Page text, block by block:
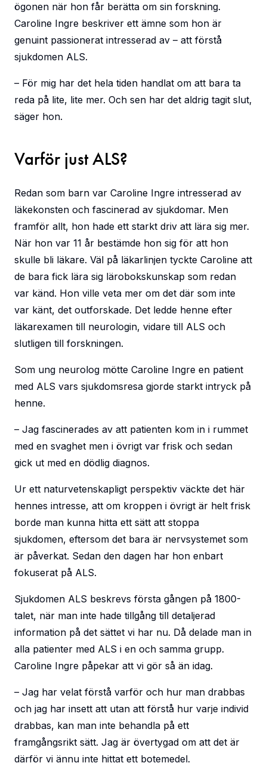
ögonen när hon får berätta om sin forskning.
Caroline Ingre beskriver ett ämne som hon är
genuint passionerat intresserad av – att förstå
sjukdomen ALS.
– För mig har det hela tiden handlat om att bara ta
reda på lite, lite mer. Och sen har det aldrig tagit slut,
säger hon.
Varför just ALS?
Redan som barn var Caroline Ingre intresserad av
läkekonsten och fascinerad av sjukdomar. Men
framför allt, hon hade ett starkt driv att lära sig mer.
När hon var 11 år bestämde hon sig för att hon
skulle bli läkare. Väl på läkarlinjen tyckte Caroline att
de bara fick lära sig lärobokskunskap som redan
var känd. Hon ville veta mer om det där som inte
var känt, det outforskade. Det ledde henne efter
läkarexamen till neurologin, vidare till ALS och
slutligen till forskningen.
Som ung neurolog mötte Caroline Ingre en patient
med ALS vars sjukdomsresa gjorde starkt intryck på
henne.
– Jag fascinerades av att patienten kom in i rummet
med en svaghet men i övrigt var frisk och sedan
gick ut med en dödlig diagnos.
Ur ett naturvetenskapligt perspektiv väckte det här
hennes intresse, att om kroppen i övrigt är helt frisk
borde man kunna hitta ett sätt att stoppa
sjukdomen, eftersom det bara är nervsystemet som
är påverkat. Sedan den dagen har hon enbart
fokuserat på ALS.
Sjukdomen ALS beskrevs första gången på 1800-
talet, när man inte hade tillgång till detaljerad
information på det sättet vi har nu. Då delade man in
alla patienter med ALS i en och samma grupp.
Caroline Ingre påpekar att vi gör så än idag.
– Jag har velat förstå varför och hur man drabbas
och jag har insett att utan att förstå hur varje individ
drabbas, kan man inte behandla på ett
framgångsrikt sätt. Jag är övertygad om att det är
därför vi ännu inte hittat ett botemedel.